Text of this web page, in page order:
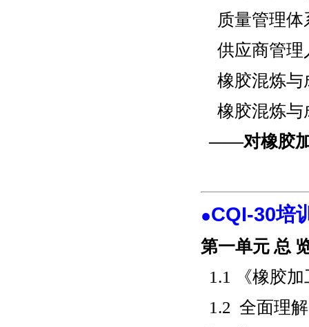
质量管理
供应商管理
橡胶混炼与
橡胶混炼与
——对橡胶
●CQI-30培
第一单元 总
1.1 《橡胶
1.2 全面理